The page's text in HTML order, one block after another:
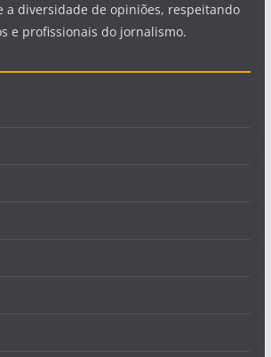
a diversidade de opiniões, respeitando
e profissionais do jornalismo.